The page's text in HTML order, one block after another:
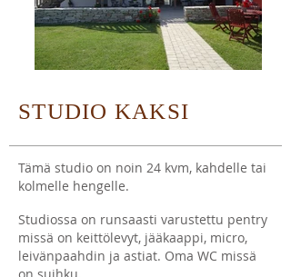
STUDIO KAKSI
Tämä studio on noin 24 kvm, kahdelle tai
kolmelle hengelle.
Studiossa on runsaasti varustettu pentry
missä on keittölevyt, jääkaappi, micro,
leivänpaahdin ja astiat. Oma WC missä